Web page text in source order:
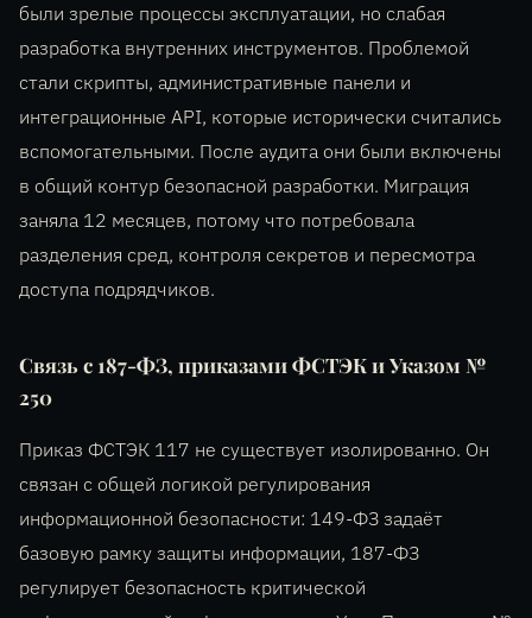
были зрелые процессы эксплуатации, но слабая
разработка внутренних инструментов. Проблемой
стали скрипты, административные панели и
интеграционные API, которые исторически считались
вспомогательными. После аудита они были включены
в общий контур безопасной разработки. Миграция
заняла 12 месяцев, потому что потребовала
разделения сред, контроля секретов и пересмотра
доступа подрядчиков.
Связь с 187-ФЗ, приказами ФСТЭК и Указом №
250
Приказ ФСТЭК 117 не существует изолированно. Он
связан с общей логикой регулирования
информационной безопасности: 149-ФЗ задаёт
базовую рамку защиты информации, 187-ФЗ
регулирует безопасность критической